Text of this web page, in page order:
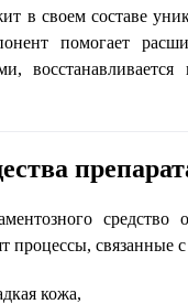
в своем составе
помогает
процессы, связанные
кожа,